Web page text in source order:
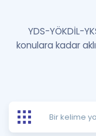
Katılımcı
Hakkımızda
YDS-YÖKDİL-
konulara kadar